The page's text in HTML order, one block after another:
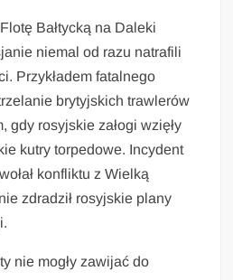
Bałtycką na Daleki
niemal od razu natrafili
Przykładem fatalnego
brytyjskich trawlerów
gdy rosyjskie załogi wzięły
kutry torpedowe. Incydent
konfliktu z Wielką
zdradził rosyjskie plany
nie mogły zawijać do